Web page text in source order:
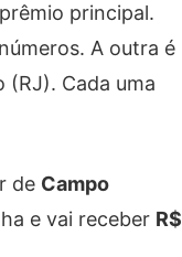
principal.
A outra é
(RJ). Cada uma
de Campo
e vai receber R$